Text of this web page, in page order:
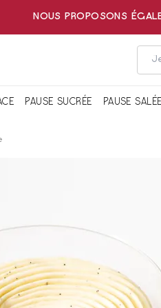
NOUS PROPOSONS
PAUSE SUCRÉE PAUSE SALÉE